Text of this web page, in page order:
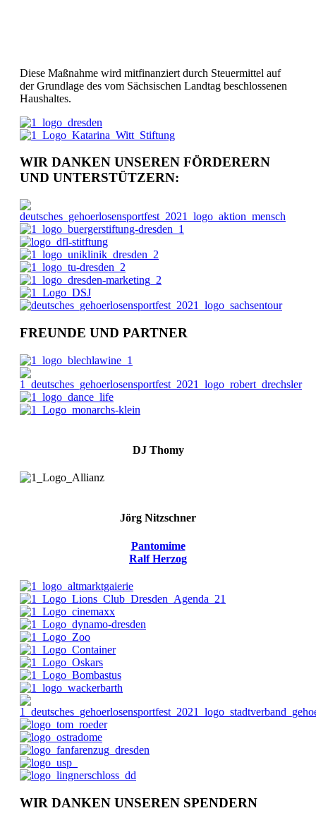
Diese Maßnahme wird mitfinanziert durch Steuermittel auf
der Grundlage des vom Sächsischen Landtag beschlossenen
Haushaltes.
WIR DANKEN UNSEREN FÖRDERERN
UND UNTERSTÜTZERN:
FREUNDE UND PARTNER
DJ Thomy
Jörg Nitzschner
Pantomime
Ralf Herzog
WIR DANKEN UNSEREN SPENDERN